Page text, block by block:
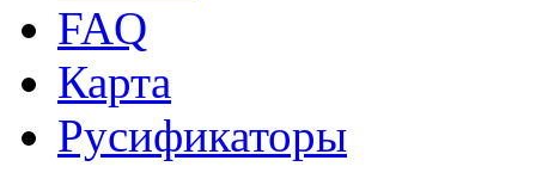
FAQ
Карта
Русификаторы